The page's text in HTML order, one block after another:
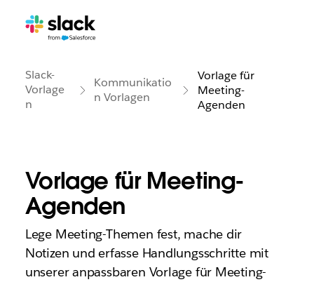
Slack-
Vorlage
n
Kommunikatio
n Vorlagen
Vorlage für
Meeting-
Agenden
Vorlage für Meeting-
Agenden
Lege Meeting-Themen fest, mache dir
Notizen und erfasse Handlungsschritte mit
unserer anpassbaren Vorlage für Meeting-